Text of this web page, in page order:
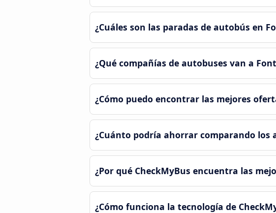
¿Cuáles son las paradas de autobús en
¿Qué compañías de autobuses van a
¿Cómo puedo encontrar las mejores
¿Cuánto podría ahorrar comparando los
¿Por qué CheckMyBus encuentra las
¿Cómo funciona la tecnología de